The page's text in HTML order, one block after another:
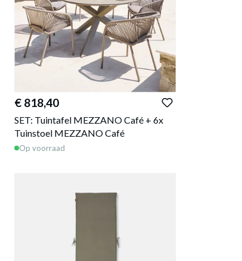
€ 818,40
SET: Tuintafel MEZZANO Café + 6x
Tuinstoel MEZZANO Café
Op voorraad